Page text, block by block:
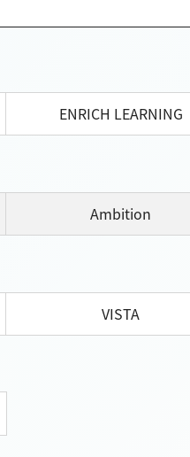
ENRICH LEARNING
Ambition
VISTA